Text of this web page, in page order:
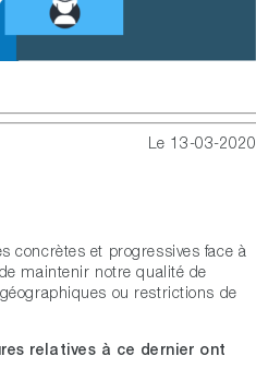
Le 13-03-2020
concrètes et progressives face à
maintenir notre qualité de
ou restrictions de
relatives à ce dernier ont